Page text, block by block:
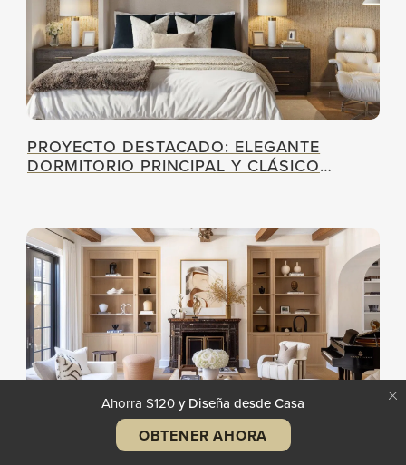
PROYECTO DESTACADO: ELEGANTE
DORMITORIO PRINCIPAL Y CLÁSICO
Ahorra $120y Diseña desde Casa
OBTENER AHORA